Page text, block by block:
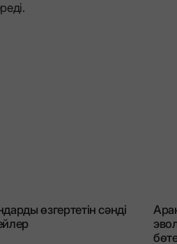
өзгертетін сәнді